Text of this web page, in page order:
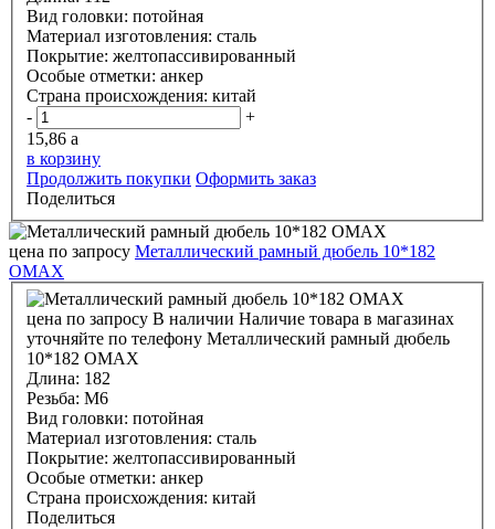
Вид головки: потойная
Материал изготовления: сталь
Покрытие: желтопассивированный
Особые отметки: анкер
Страна происхождения: китай
-
+
15,86 a
в корзину
Продолжить покупки Оформить заказ
Поделиться
цена по запросу Металлический рамный дюбель 10*182
OMAX
цена по запросу В наличии Наличие товара в магазинах
уточняйте по телефону Металлический рамный дюбель
10*182 OMAX
Длина: 182
Резьба: М6
Вид головки: потойная
Материал изготовления: сталь
Покрытие: желтопассивированный
Особые отметки: анкер
Страна происхождения: китай
Поделиться